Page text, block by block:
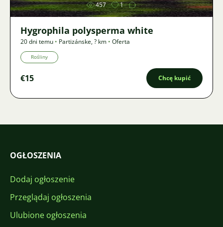
457 1
Hygrophila polysperma white
20 dni temu • Partizánske,? km • Oferta
Rośliny
€15 Chcę kupić
OGŁOSZENIA
Dodaj ogłoszenie
Przeglądaj ogłoszenia
Ulubione ogłoszenia